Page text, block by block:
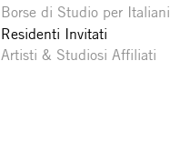
Borse di Studio per Italiani
Residenti Invitati
Artisti & Studiosi Affiliati